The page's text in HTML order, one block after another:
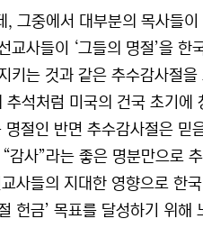
그중에서 대부분의 목사들이
사들이 ‘그들의 명절’을 한
는 것과 같은 추수감사절을
석처럼 미국의 건국 초기에
절인 반면 추수감사절은 믿
사”라는 좋은 명분만으로
사들의 지대한 영향으로 한
헌금’ 목표를 달성하기 위해